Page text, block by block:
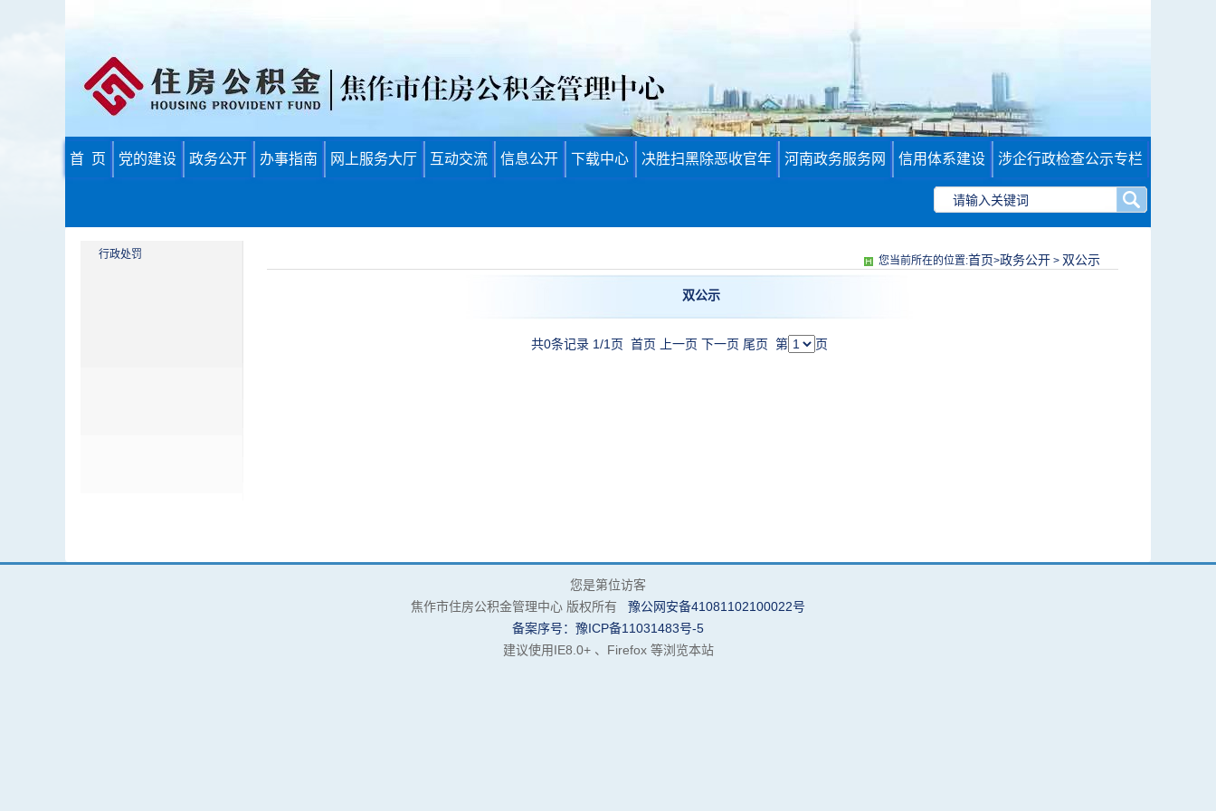
首 页 党的建设 政务公开 办事指南 网上服务大厅 互动交流 信息公开 下载中心 决胜扫黑除恶收官年 河南政务服务网 信用体系建设 涉企行政检查公示专栏
行政处罚 您当前所在的位置:首页>政务公开> 双公示
双公示
共0条记录 1/1页首页 上一页 下一页 尾页 第 页
您是第位访客
焦作市住房公积金管理中心 版权所有 豫公网安备41081102100022号
备案序号：豫ICP备11031483号-5
建议使用IE8.0+ 、Firefox 等浏览本站